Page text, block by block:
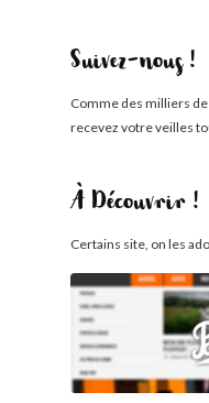
Suivez-nous !
Comme des milliers
recevez votre veilles
À Découvrir !
Certains site, on les